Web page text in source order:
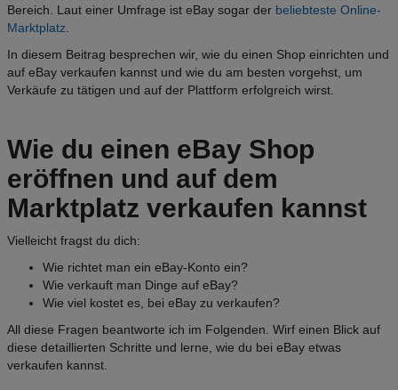
Bereich. Laut einer Umfrage ist eBay sogar der beliebteste Online-
Marktplatz
In diesem Beitrag besprechen wir, wie du einen Shop einrichten und
auf eBay verkaufen kannst und wie du am besten vorgehst, um
Verkäufe zu tätigen und auf der Plattform erfolgreich wirst.
Wie du einen eBay Shop
eröffnen und auf dem
Marktplatz verkaufen kannst
Vielleicht fragst du dich:
Wie richtet man ein eBay-Konto ein?
Wie verkauft man Dinge auf eBay?
Wie viel kostet es, bei eBay zu verkaufen?
All diese Fragen beantworte ich im Folgenden. Wirf einen Blick auf
diese detaillierten Schritte und lerne, wie du bei eBay etwas
verkaufen kannst.